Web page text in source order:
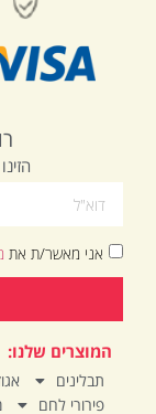
אני מאשר/ת את
המוצרים שלנו:
תבלינים
פירורי לחם